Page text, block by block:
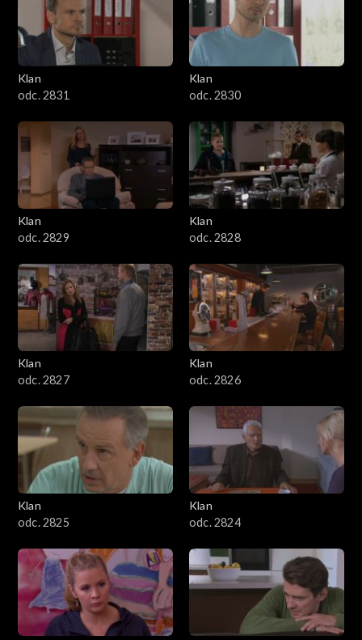
Klan
odc. 2831
Klan
odc. 2830
Klan
odc. 2829
Klan
odc. 2828
Klan
odc. 2827
Klan
odc. 2826
Klan
odc. 2825
Klan
odc. 2824